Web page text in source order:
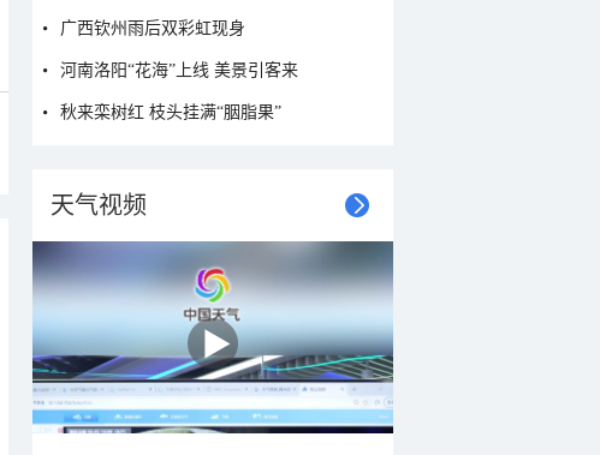
广西钦州雨后双彩虹现身
河南洛阳“花海”上线 美景引客来
秋来栾树红 枝头挂满“胭脂果”
天气视频